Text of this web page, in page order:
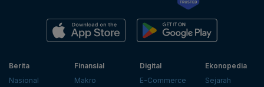
Berita
Nasional
Finansial
Makro
Digital
E-Commerce
Ekonopedia
Sejarah